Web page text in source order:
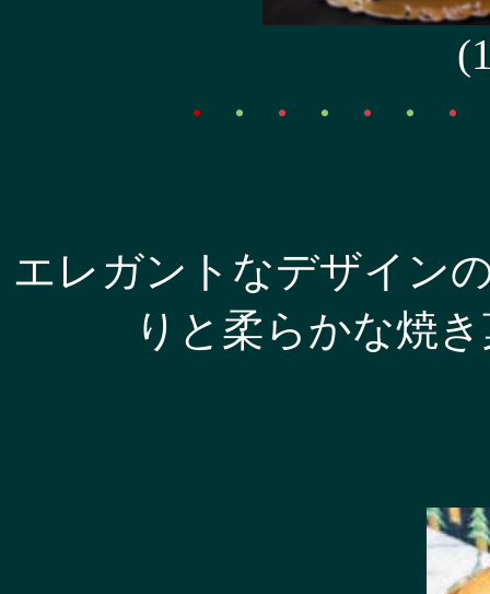
・
・ ・ ・ ・ ・ ・
エレガントなデザイン
りと柔らかな焼